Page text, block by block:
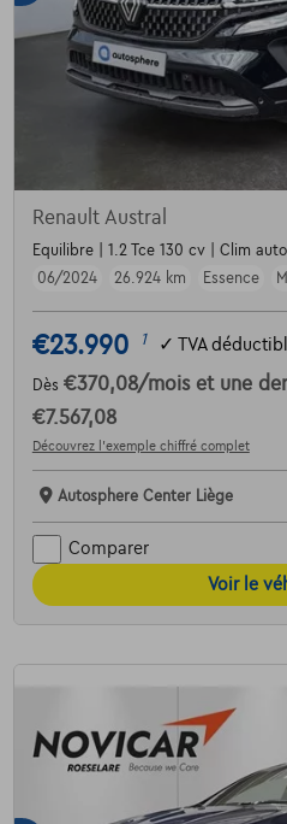
Renault Austral
Equilibre | 1.2 Tce 130 cv | Clim
06/2024
26.924 km Essence
€23.990 1 ✓ TVA
Dès €370,08/mois et une
€7.567,08
Découvrez l’exemple chiffré complet
Autosphere Center Liège
Comparer
Voir le